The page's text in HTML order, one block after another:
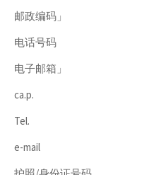
邮政编码」
电话号码
电子邮箱」
ca.p.
Tel.
e-mail